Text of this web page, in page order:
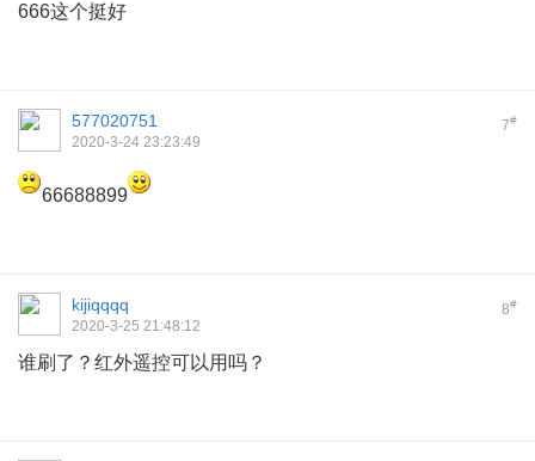
666这个挺好
7#
577020751
2020-3-24 23:23:49
66688899
8#
kijiqqqq
2020-3-25 21:48:12
谁刷了？红外遥控可以用吗？